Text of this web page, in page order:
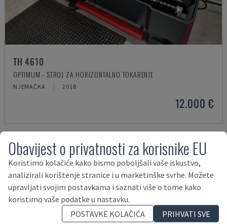
TH 4610
OPTIMUM - STROJ ZA HORIZONTALNO TOKARENJE
NJEMAČKA 2018
12.000 €
Obavijest o privatnosti za korisnike EU
Koristimo kolačiće kako bismo poboljšali vaše iskustvo,
analizirali korištenje stranice i u marketinške svrhe. Možete
upravljati svojim postavkama i saznati više o tome kako
koristimo vaše podatke u nastavku.
POSTAVKE KOLAČIĆA
PRIHVATI SVE